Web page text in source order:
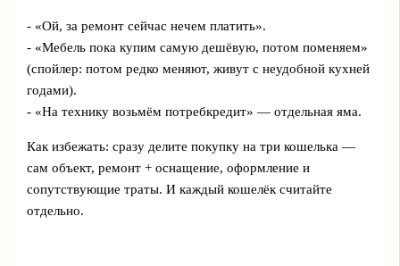
- «Ой, за ремонт сейчас нечем платить».
- «Мебель пока купим самую дешёвую, потом поменяем»
(спойлер: потом редко меняют, живут с неудобной кухней
годами).
- «На технику возьмём потребкредит» — отдельная яма.
Как избежать: сразу делите покупку на три кошелька —
сам объект, ремонт + оснащение, оформление и
сопутствующие траты. И каждый кошелёк считайте
отдельно.